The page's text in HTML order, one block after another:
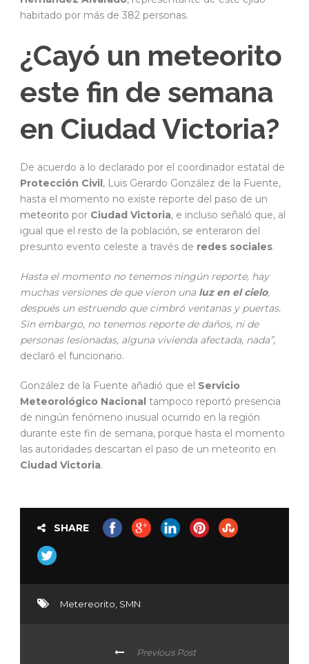
habitado por más de 382 personas.
¿Cayó un meteorito
este fin de semana
en Ciudad Victoria?
De acuerdo a lo declarado por el coordinador estatal de
Protección Civil, Luis Gerardo González de la Fuente,
hasta el momento no existe reporte del paso de un
meteorito por Ciudad Victoria, e incluso señaló que, al
igual que el resto de la población, se enteraron del
presunto evento celeste a través de redes sociales.
Hasta el momento no tenemos ningún reporte, hay
muchas versiones de que vieron una luz en el cielo,
después un estruendo que cimbró ventanas y puertas.
Sin embargo, no tenemos reporte de daños, ni de
personas lesionadas, alguna vivienda afectada, nada”,
declaró el funcionario.
González de la Fuente añadió que el Servicio
Meteorológico Nacional tampoco reportó presencia
de ningún fenómeno inusual ocurrido en la región
durante este fin de semana, porque hasta el momento
las autoridades descartan el paso de un meteorito en
Ciudad Victoria.
SHARE
Metereorito SMN
Previous Post